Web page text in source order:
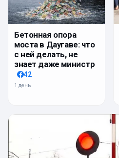
Бетонная опора
моста в Даугаве: что
с ней делать, не
знает даже министр
42
1 день